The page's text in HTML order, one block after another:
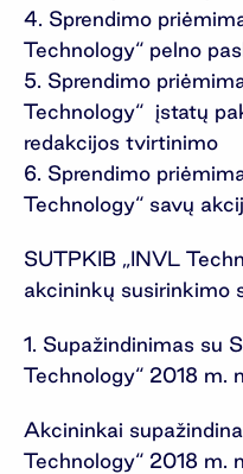
4. Sprendimo
Technology“ pelno
5. Sprendimo
Technology“ įstatų
redakcijos tvirtinimo
6. Sprendimo
Technology“ savų
SUTPKIB „INVL
akcininkų susirinkimo
1. Supažindinimas su
Technology“ 2018 m.
Akcininkai
Technology“ 2018 m.